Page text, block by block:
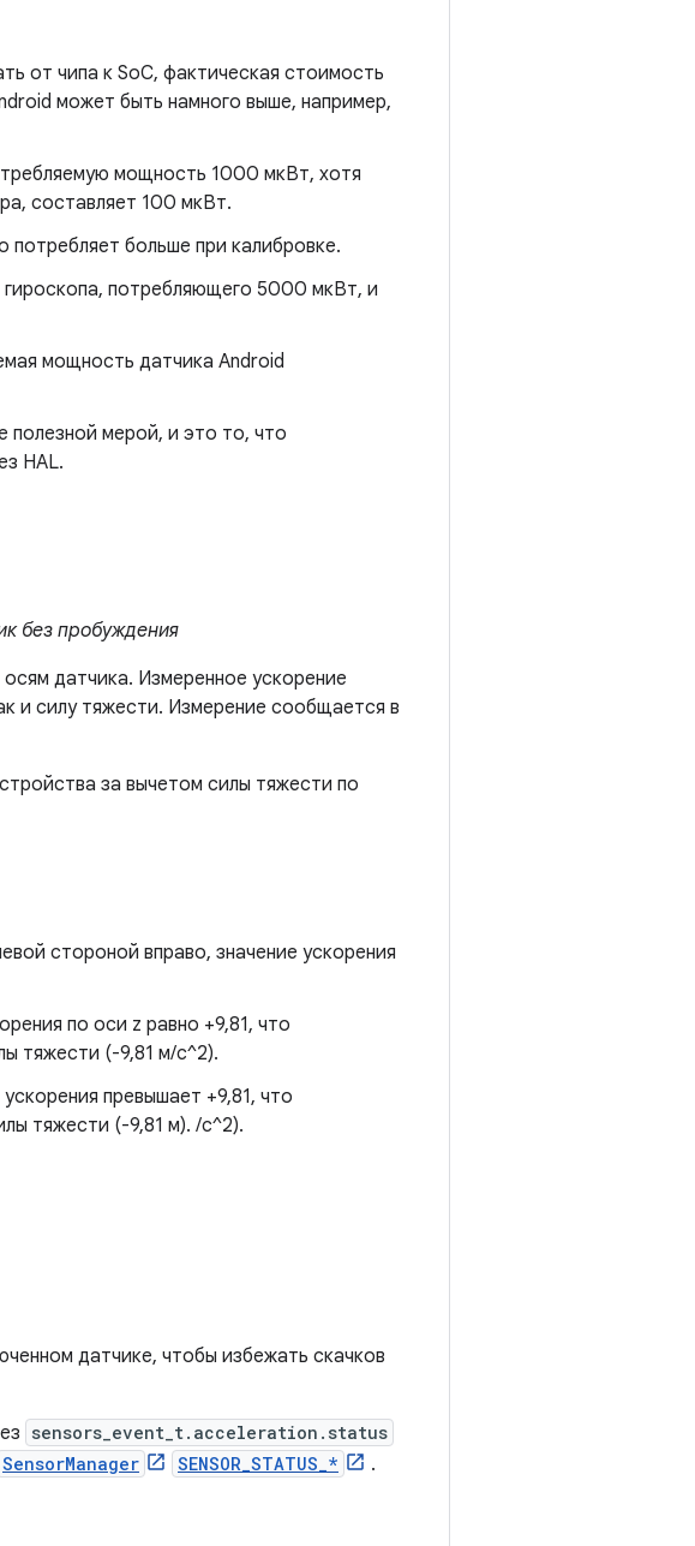
от чипа к SoC, фактическая стоимость
может быть намного выше, например,
мощность 1000 мкВт, хотя
составляет 100 мкВт.
больше при калибровке.
потребляющего 5000 мкВт, и
мощность датчика Android
полезной мерой, и это то, что
HAL.
без пробуждения
датчика. Измеренное ускорение
и силу тяжести. Измерение сообщается в
за вычетом силы тяжести по
стороной вправо, значение ускорения
по оси z равно +9,81, что
тяжести (-9,81 м/с^2).
превышает +9,81, что
тяжести (-9,81 м). /с^2).
датчике, чтобы избежать скачков
sensors_event_t.acceleration.status
SensorManager SENSOR_STATUS_* .